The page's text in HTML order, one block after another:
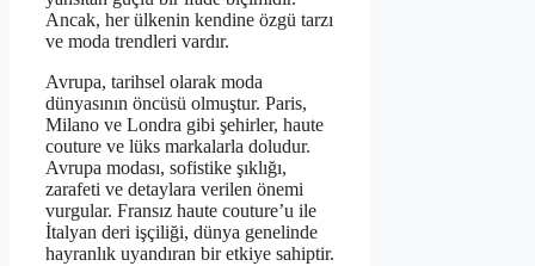
Ancak, her ülkenin kendine özgü tarzı
ve moda trendleri vardır.
Avrupa, tarihsel olarak moda
dünyasının öncüsü olmuştur. Paris,
Milano ve Londra gibi şehirler, haute
couture ve lüks markalarla doludur.
Avrupa modası, sofistike şıklığı,
zarafeti ve detaylara verilen önemi
vurgular. Fransız haute couture’u ile
İtalyan deri işçiliği, dünya genelinde
hayranlık uyandıran bir etkiye sahiptir.